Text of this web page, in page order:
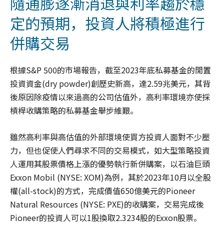
定的預期，投資人將積極進行
併購交易
根據S&P 500的市場報告，截至2023年底私募基金的閒置
投資資金(dry powder)創歷史新高，達2.59兆美元，其背
後原因除疫情以來過高的公司估值外，高利率環境亦使採
槓桿收購策略的私募基金舉步維艱。
雖然高利率與高估值的外部環境使買方投資人面對不少壓
力，但也促使人們尋求不同的交易模式，如大型策略投資
人運用其股票價格上漲的優勢執行新併購案，以石油巨頭
Exxon Mobil (NYSE: XOM)為例，其於2023年10月以全股
權(all-stock)的方式，完成價值650億美元的Pioneer
Natural Resources (NYSE: PXE)的收購案，交易完成後
Pioneer的投資人可以1股換取2.3234股的Exxon股票。